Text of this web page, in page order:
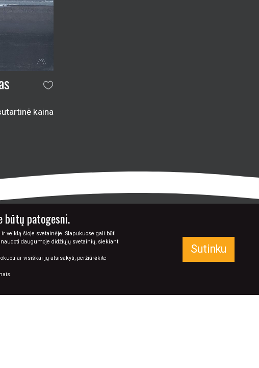
KAIP PIRKTI
būtų patogesni.
veiklą šioje svetainėje. Slapukuose gali būti
daugumoje didžiųjų svetainių, siekiant
ar visiškai jų atsisakyti, peržiūrėkite
Sutinku